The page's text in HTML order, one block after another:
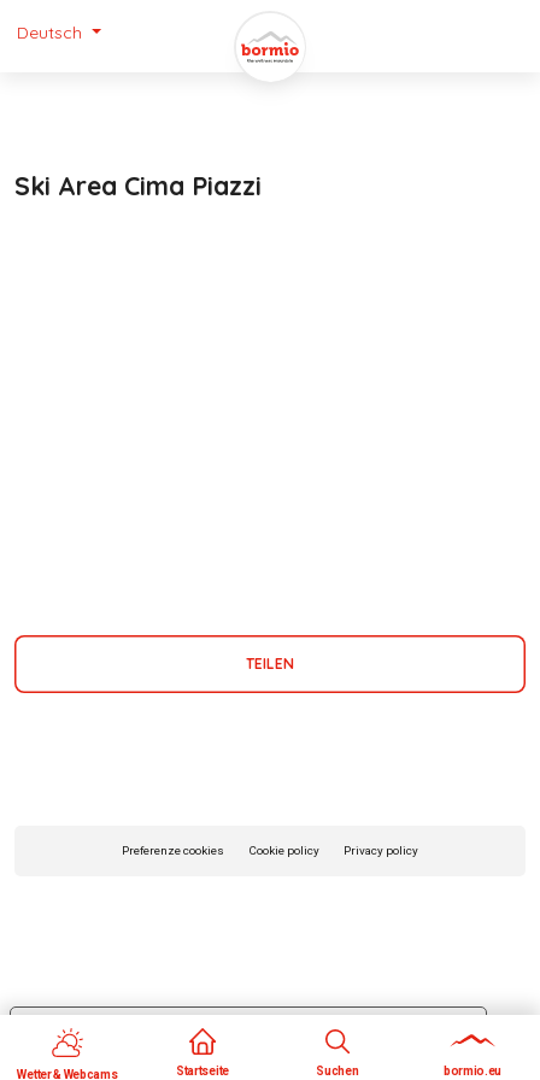
Deutsch
Wetter & Webcams Startseite Suchen bormio.eu
Ski Area Cima Piazzi
TEILEN
Preferenze cookies Cookie policy Privacy policy
Informativa sulla raccolta
Le tue preferenze relative alla privacy